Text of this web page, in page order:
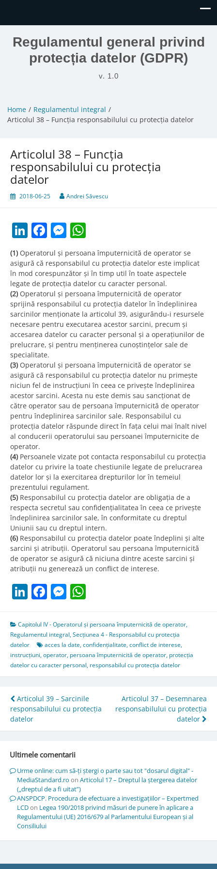
Regulamentul general privind
protecția datelor (GDPR)
v. 1.0
Home
Regulamentul integral
Articolul 38 – Funcția responsabilului cu protecția datelor
Articolul 38 – Funcția
responsabilului cu protecția
datelor
2018-06-25 Andrei Săvescu
LinkedIn
Facebook
Messenger
(1) Operatorul și persoana împuternicită de operator se
asigură că responsabilul cu protecția datelor este implicat
în mod corespunzător și în timp util în toate aspectele
legate de protecția datelor cu caracter personal.
(2) Operatorul și persoana împuternicită de operator
sprijină responsabilul cu protecția datelor în îndeplinirea
sarcinilor menționate la articolul 39, asigurându-i resursele
necesare pentru executarea acestor sarcini, precum și
accesarea datelor cu caracter personal și a operațiunilor de
prelucrare, și pentru menținerea cunoștințelor sale de
specialitate.
(3) Operatorul și persoana împuternicită de operator se
asigură că responsabilul cu protecția datelor nu primește
niciun fel de instrucțiuni în ceea ce privește îndeplinirea
acestor sarcini. Acesta nu este demis sau sancționat de
către operator sau de persoana împuternicită de operator
pentru îndeplinirea sarcinilor sale. Responsabilul cu
protecția datelor răspunde direct în fața celui mai înalt nivel
al conducerii operatorului sau persoanei împuternicite de
operator.
(4) Persoanele vizate pot contacta responsabilul cu protecția
datelor cu privire la toate chestiunile legate de prelucrarea
datelor lor și la exercitarea drepturilor lor în temeiul
prezentului regulament.
(5) Responsabilul cu protecția datelor are obligația de a
respecta secretul sau confidențialitatea în ceea ce privește
îndeplinirea sarcinilor sale, în conformitate cu dreptul
Uniunii sau cu dreptul intern.
(6) Responsabilul cu protecția datelor poate îndeplini și alte
sarcini și atribuții. Operatorul sau persoana împuternicită
de operator se asigură că niciuna dintre aceste sarcini și
atribuții nu generează un conflict de interese.
LinkedIn
Facebook
Messenger
Capitolul IV - Operatorul și persoana împuternicită de operator,
Regulamentul integral,Secțiunea 4 - Responsabilul cu protecția
datelor
acces la date,confidențialitate,conflict de interese,
instrucțiuni,operator, persoana împuternicită de operator, protecția
datelor cu caracter personal, responsabilul cu protecția datelor
Post
navigation
Articolul 39 – Sarcinile
responsabilului cu protecția
datelor
Articolul 37 – Desemnarea
responsabilului cu protecția
datelor
Ultimele comentarii
Urme online: cum să-ți ștergi o parte sau tot "dosarul digital" -
MediaStandard.ro on Articolul 17 – Dreptul la ștergerea datelor
(„dreptul de a fi uitat”)
ANSPDCP. Procedura de efectuare a investigațiilor – Expertmed
LCDon Legea 190/2018 privind măsuri de punere în aplicare a
Regulamentului (UE) 2016/679 al Parlamentului European și al
Consiliului